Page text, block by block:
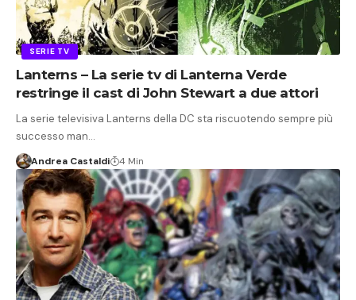
SERIE TV
Lanterns – La serie tv di Lanterna Verde
restringe il cast di John Stewart a due attori
La serie televisiva Lanterns della DC sta riscuotendo sempre più
successo man…
Andrea Castaldi 4 Min